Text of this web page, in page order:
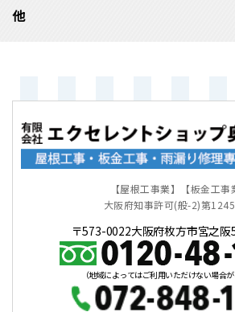
他
【屋根工事業】【板金工事
大阪府知事許可(般-2)第
〒573-0022大阪府枚方市宮之
（地域によってはご利用いただけない場合が